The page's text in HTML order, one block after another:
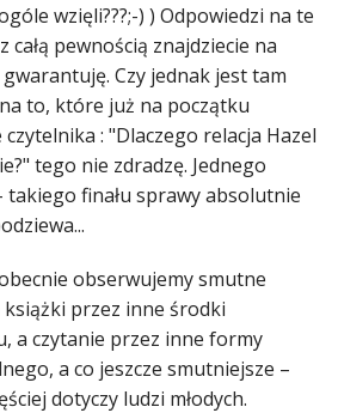
wzięli???;-) ) Odpowiedzi na te
całą pewnością znajdziecie na
Czy jednak jest tam
to, które już na początku
czytelnika : "Dlaczego relacja Hazel
tego nie zdradzę. Jednego
takiego finału sprawy absolutnie
obserwujemy smutne
przez inne środki
a czytanie przez inne formy
a co jeszcze smutniejsze –
dotyczy ludzi młodych.